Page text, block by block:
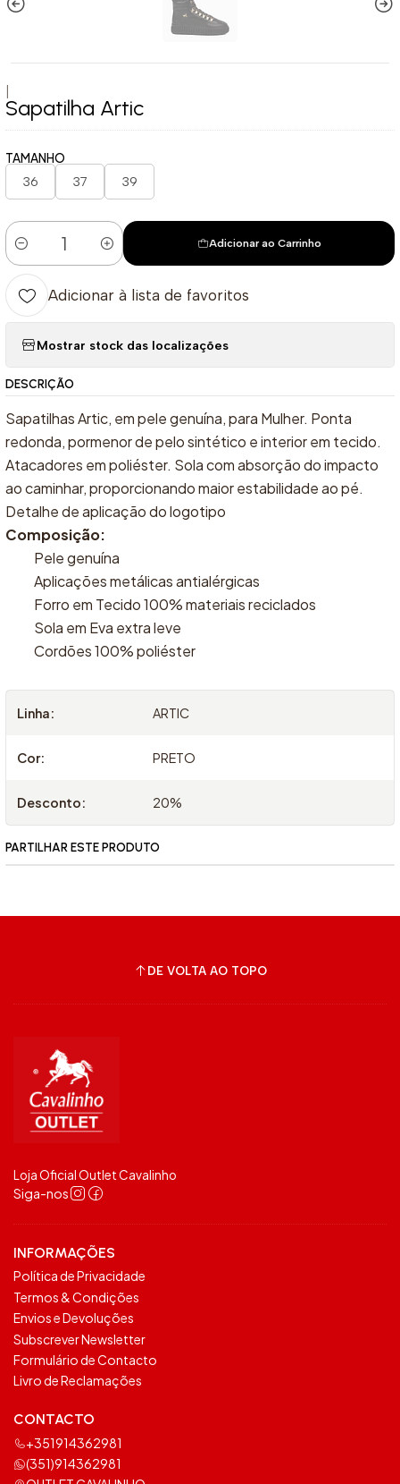
Sapatilha Artic
TAMANHO
36 37 39
Quantidade
Adicionar ao Carrinho
Adicionar à lista de favoritos
Mostrar stock das localizações
DESCRIÇÃO
Sapatilhas Artic, em pele genuína, para Mulher. Ponta
redonda, pormenor de pelo sintético e interior em tecido.
Atacadores em poliéster. Sola com absorção do impacto
ao caminhar, proporcionando maior estabilidade ao pé.
Detalhe de aplicação do logotipo
Composição:
Pele genuína
Aplicações metálicas antialérgicas
Forro em Tecido 100% materiais reciclados
Sola em Eva extra leve
Cordões 100% poliéster
Linha: ARTIC
Cor: PRETO
Desconto: 20%
PARTILHAR ESTE PRODUTO
DE VOLTA AO TOPO
Loja Oficial Outlet Cavalinho
Siga-nos
INFORMAÇÕES
Política de Privacidade
Termos & Condições
Envios e Devoluções
Subscrever Newsletter
Formulário de Contacto
Livro de Reclamações
CONTACTO
+351914362981
(351)914362981